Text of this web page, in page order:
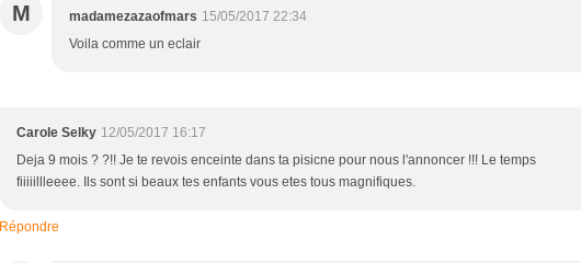
M madamezazaofmars 15/05/2017 22:34
Voila comme un eclair
Carole Selky 12/05/2017 16:17
Deja 9 mois ? ?!! Je te revois enceinte dans ta pisicne pour nous l'annoncer !!! Le temps
fiiiiillleeee. Ils sont si beaux tes enfants vous etes tous magnifiques.
Répondre